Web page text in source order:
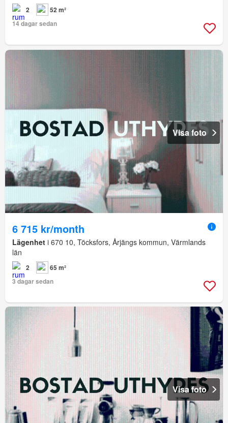
2
52 m²
14 dagar sedan
Visa foto
6 715 kr/month
Lägenhet i 670 10, Töcksfors, Årjängs kommun, Värmlands
län
2
65 m²
3 dagar sedan
Visa foto